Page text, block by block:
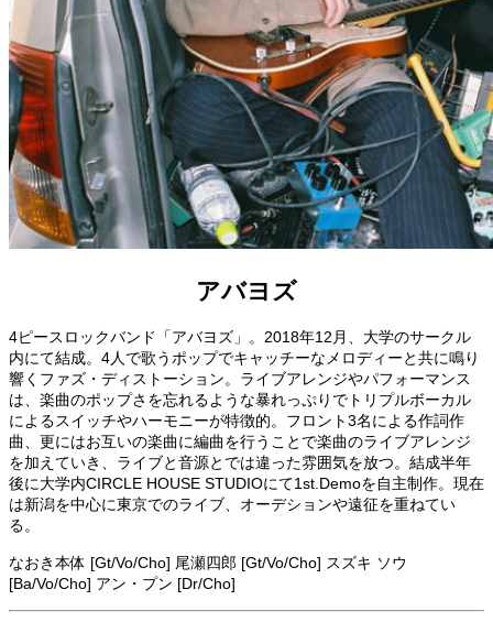
アバヨズ
4ピースロックバンド「アバヨズ」。2018年12月、大学のサークル
内にて結成。4人で歌うポップでキャッチーなメロディーと共に鳴り
響くファズ・ディストーション。ライブアレンジやパフォーマンス
は、楽曲のポップさを忘れるような暴れっぷりでトリプルボーカル
によるスイッチやハーモニーが特徴的。フロント3名による作詞作
曲、更にはお互いの楽曲に編曲を行うことで楽曲のライブアレンジ
を加えていき、ライブと音源とでは違った雰囲気を放つ。結成半年
後に大学内CIRCLE HOUSE STUDIOにて1st.Demoを自主制作。現在
は新潟を中心に東京でのライブ、オーデションや遠征を重ねてい
る。
なおき本体 [Gt/Vo/Cho] 尾瀬四郎 [Gt/Vo/Cho] スズキ ソウ
[Ba/Vo/Cho] アン・プン [Dr/Cho]